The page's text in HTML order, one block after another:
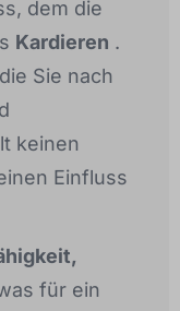
dem die
Kardieren .
Sie nach
keinen
Einfluss
für ein